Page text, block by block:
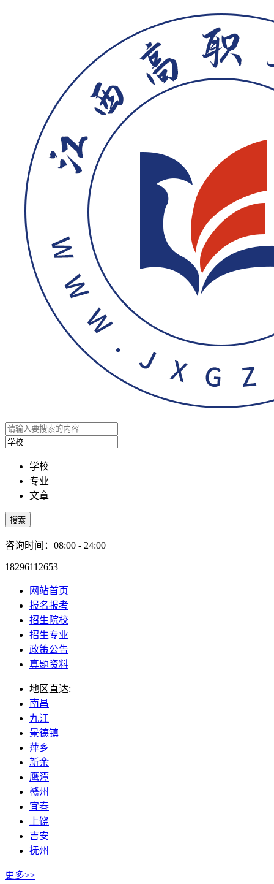
学校
专业
文章
搜索
咨询时间：08:00 - 24:00
18296112653
网站首页
报名报考
招生院校
招生专业
政策公告
真题资料
地区直达:
南昌
九江
景德镇
萍乡
新余
鹰潭
赣州
宜春
上饶
吉安
抚州
更多>>